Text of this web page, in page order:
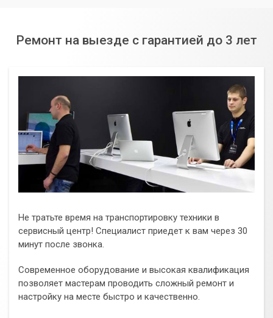
Ремонт на выезде с гарантией до 3 лет
Не тратьте время на транспортировку техники в
сервисный центр! Специалист приедет к вам через 30
минут после звонка.
Современное оборудование и высокая квалификация
позволяет мастерам проводить сложный ремонт и
настройку на месте быстро и качественно.